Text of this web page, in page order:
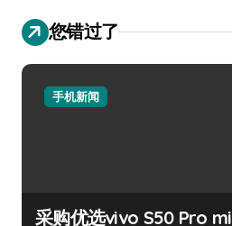
您错过了
手机新闻
采购优选vivo S50 Pro